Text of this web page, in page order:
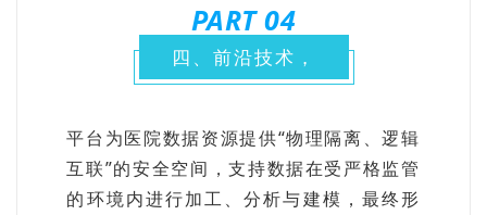
PART 04
四、前沿技术，
平台为医院数据资源提供“物理隔离、逻辑
互联”的安全空间，支持数据在受严格监管
的环境内进行加工、分析与建模，最终形